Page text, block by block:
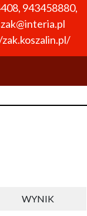
, 943458880,
WYNIK